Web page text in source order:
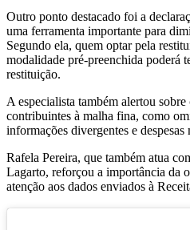
Outro ponto destacado foi a
uma ferramenta importante para
Segundo ela, quem optar pela
modalidade pré-preenchida poderá
restituição.
A especialista também alertou
contribuintes à malha fina, como
informações divergentes e
Rafela Pereira, que também atua
Lagarto, reforçou a importância da
atenção aos dados enviados à